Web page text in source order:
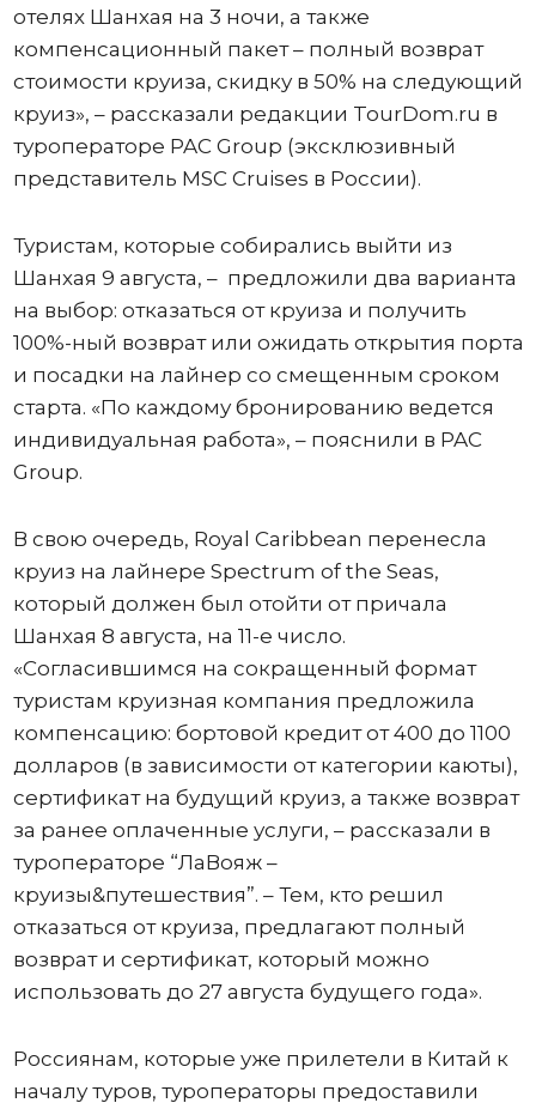
отелях Шанхая на 3 ночи, а также
компенсационный пакет – полный возврат
стоимости круиза, скидку в 50% на следующий
круиз», – рассказали редакции TourDom.ru в
туроператоре PAC Group (эксклюзивный
представитель MSC Cruises в России).
Туристам, которые собирались выйти из
Шанхая 9 августа, – предложили два варианта
на выбор: отказаться от круиза и получить
100%-ный возврат или ожидать открытия порта
и посадки на лайнер со смещенным сроком
старта. «По каждому бронированию ведется
индивидуальная работа», – пояснили в PAC
Group.
В свою очередь, Royal Caribbean перенесла
круиз на лайнере Spectrum of the Seas,
который должен был отойти от причала
Шанхая 8 августа, на 11-е число.
«Согласившимся на сокращенный формат
туристам круизная компания предложила
компенсацию: бортовой кредит от 400 до 1100
долларов (в зависимости от категории каюты),
сертификат на будущий круиз, а также возврат
за ранее оплаченные услуги, – рассказали в
туроператоре “ЛаВояж –
круизы&путешествия”. – Тем, кто решил
отказаться от круиза, предлагают полный
возврат и сертификат, который можно
использовать до 27 августа будущего года».
Россиянам, которые уже прилетели в Китай к
началу туров, туроператоры предоставили